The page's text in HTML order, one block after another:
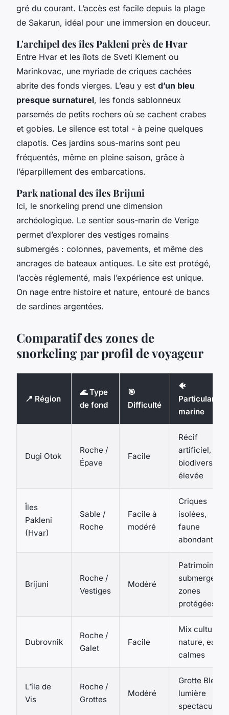
gré du courant. L’accès est facile depuis la plage
de Sakarun, idéal pour une immersion en douceur.
L'archipel des îles Pakleni près de Hvar
Entre Hvar et les îlots de Sveti Klement ou
Marinkovac, une myriade de criques cachées
abrite des fonds vierges. L’eau y est d’un bleu
presque surnaturel, les fonds sablonneux
parsemés de petits rochers où se cachent crabes
et gobies. Le silence est total - à peine quelques
clapotis. Ces jardins sous-marins sont peu
fréquentés, même en pleine saison, grâce à
l’éparpillement des embarcations.
Park national des îles Brijuni
Ici, le snorkeling prend une dimension
archéologique. Le sentier sous-marin de Verige
permet d’explorer des vestiges romains
submergés : colonnes, pavements, et même des
ancrages de bateaux antiques. Le site est protégé,
l’accès réglementé, mais l’expérience est unique.
On nage entre histoire et nature, entouré de bancs
de sardines argentées.
Comparatif des zones de
snorkeling par profil de voyageur
📍 Région
🌊 Type
de fond
🎯
Difficulté
🐠
Particularité
marine
Dugi Otok
Roche /
Épave
Facile
Récif
artificiel,
biodiversité
élevée
Îles
Pakleni
(Hvar)
Sable /
Roche
Facile à
modéré
Criques
isolées,
faune
abondante
Brijuni
Roche /
Vestiges
Modéré
Patrimoine
submergé,
zones
protégées
Dubrovnik
Roche /
Galet
Facile
Mix culture &
nature, eaux
calmes
L’île de
Vis
Roche /
Grottes
Modéré
Grotte Bleue,
lumière
spectaculaire